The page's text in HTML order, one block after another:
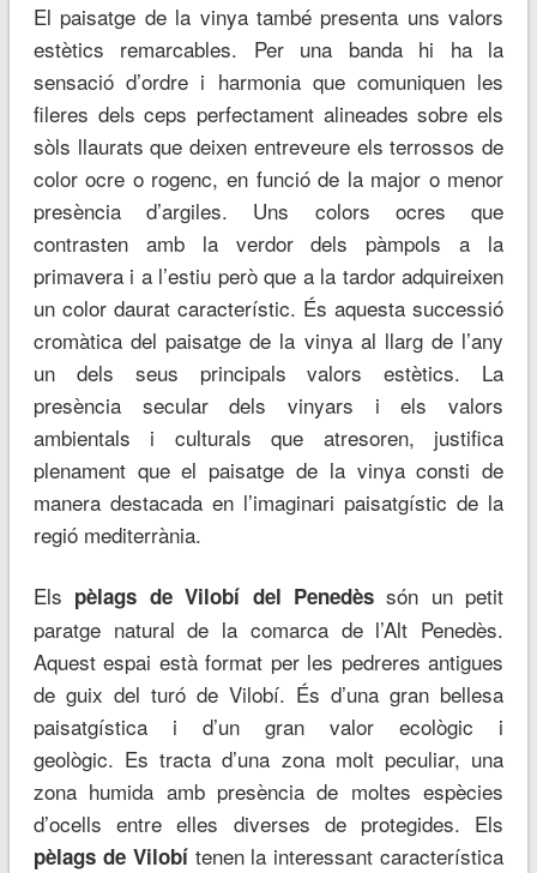
El paisatge de la vinya també presenta uns valors
estètics remarcables. Per una banda hi ha la
sensació d’ordre i harmonia que comuniquen les
fileres dels ceps perfectament alineades sobre els
sòls llaurats que deixen entreveure els terrossos de
color ocre o rogenc, en funció de la major o menor
presència d’argiles. Uns colors ocres que
contrasten amb la verdor dels pàmpols a la
primavera i a l’estiu però que a la tardor adquireixen
un color daurat característic. És aquesta successió
cromàtica del paisatge de la vinya al llarg de l’any
un dels seus principals valors estètics. La
presència secular dels vinyars i els valors
ambientals i culturals que atresoren, justifica
plenament que el paisatge de la vinya consti de
manera destacada en l’imaginari paisatgístic de la
regió mediterrània.
Els pèlags de Vilobí del Penedèssón un petit
paratge natural de la comarca de l’Alt Penedès.
Aquest espai està format per les pedreres antigues
de guix del turó de Vilobí. És d’una gran bellesa
paisatgística i d’un gran valor ecològic i
geològic. Es tracta d’una zona molt peculiar, una
zona humida amb presència de moltes espècies
d’ocells entre elles diverses de protegides. Els
pèlags de Vilobítenen la interessant característica